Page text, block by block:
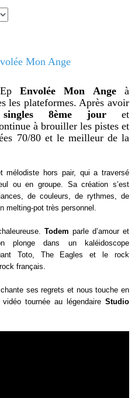
Envolée Mon Ange
à
les plateformes. Après avoir
8ème jour
et
à brouiller les pistes et
70/80 et le meilleur de la
mélodiste hors pair, qui a traversé
ou en groupe. Sa création s’est
de couleurs, de rythmes, de
melting-pot très personnel.
Todem parle d’amour et
plonge dans un kaléidoscope
Toto, The Eagles et le rock
français.
chante ses regrets et nous touche en
tournée au légendaire Studio